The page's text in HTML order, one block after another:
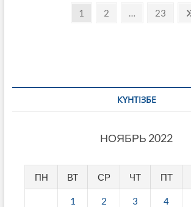
ПагинацияPage
1 Page
2 Page
23
КҮНТІЗБЕ
НОЯБРЬ 2022
ПН ВТ СР ЧТ ПТ
1 2 3 4